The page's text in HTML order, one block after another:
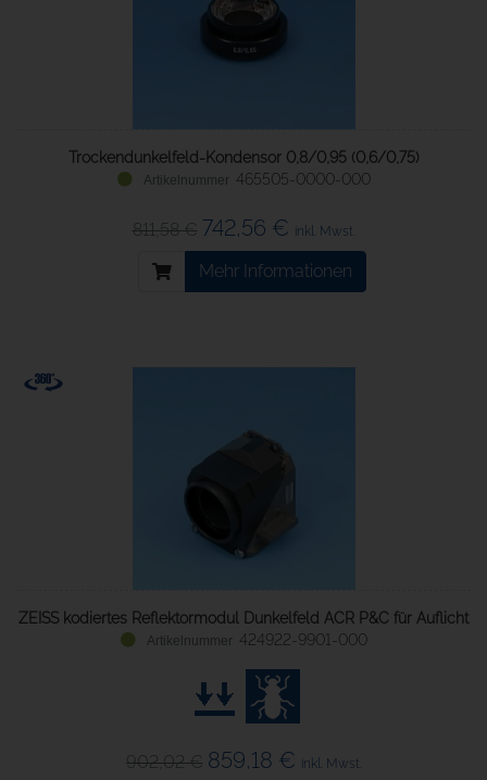
Trockendunkelfeld-Kondensor 0,8/0,95 (0,6/0,75)
465505-0000-000
811,58 € 742,56 € inkl. Mwst.
Mehr Informationen
ZEISS kodiertes Reflektormodul Dunkelfeld ACR P&C für Auflicht
424922-9901-000
902,02 € 859,18 € inkl. Mwst.